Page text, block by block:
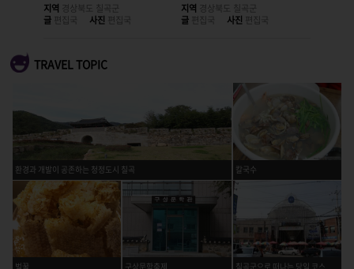
지역 경상북도 칠곡군
글 편집국 사진 편집국
지역 경상북도 칠곡군
글 편집국 사진 편집국
TRAVEL TOPIC
환경과 개발이 공존하는 청정도시 칠곡 칼국수